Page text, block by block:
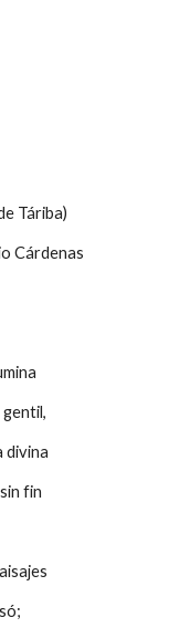
Táriba)
Cárdenas
divina
fin